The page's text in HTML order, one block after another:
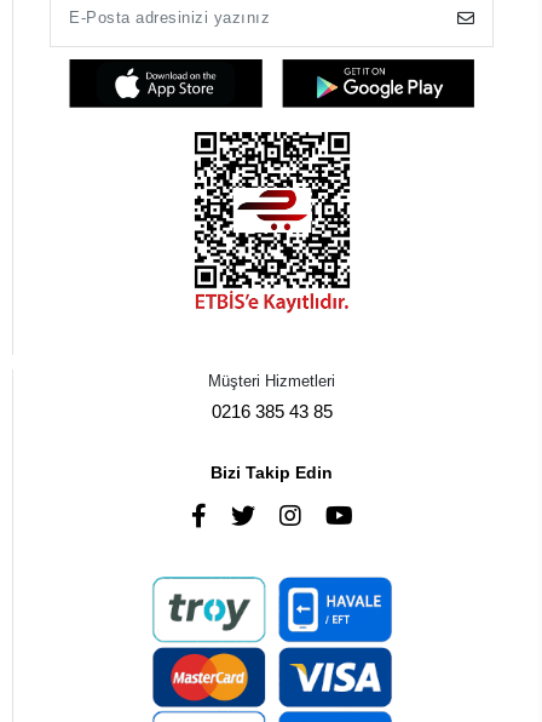
Müşteri Hizmetleri
0216 385 43 85
Bizi Takip Edin